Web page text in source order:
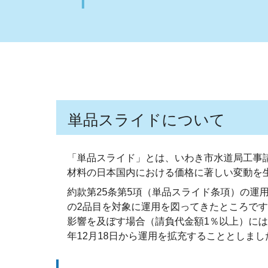
単品スライドについて
「単品スライド」とは、いわき市水道局工
材料の日本国内における価格に著しい変動を
約款第25条第5項（単品スライド条項）の運
の2品目を対象に運用を図ってきたところで
影響を及ぼす場合（請負代金額1％以上）に
年12月18日から運用を拡充することとしまし